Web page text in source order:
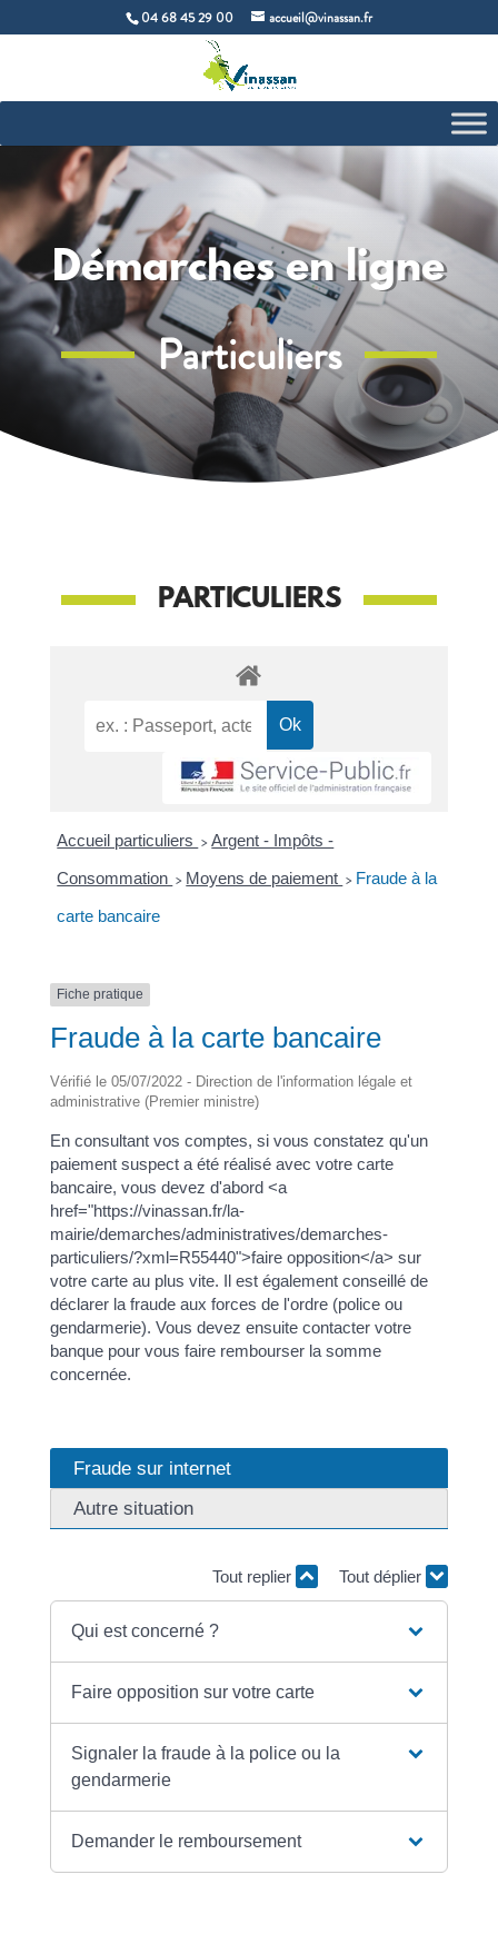
04 68 45 29 00 accueil@vinassan.fr
Démarches en ligne
Particuliers
PARTICULIERS
Accueil particuliers > Argent - Impôts -
Consommation > Moyens de paiement > Fraude à la
carte bancaire
Fiche pratique
Fraude à la carte bancaire
Vérifié le 05/07/2022 - Direction de l'information légale et
administrative (Premier ministre)
En consultant vos comptes, si vous constatez qu'un
paiement suspect a été réalisé avec votre carte
bancaire, vous devez d'abord <a
href="https://vinassan.fr/la-
mairie/demarches/administratives/demarches-
particuliers/?xml=R55440">faire opposition</a> sur
votre carte au plus vite. Il est également conseillé de
déclarer la fraude aux forces de l'ordre (police ou
gendarmerie). Vous devez ensuite contacter votre
banque pour vous faire rembourser la somme
concernée.
Fraude sur internet
Autre situation
Tout replier Tout déplier
Qui est concerné ?
Faire opposition sur votre carte
Signaler la fraude à la police ou la
gendarmerie
Demander le remboursement